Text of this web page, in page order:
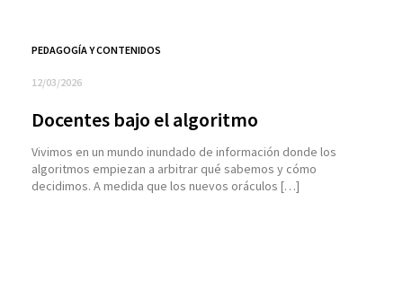
PEDAGOGÍA Y CONTENIDOS
12/03/2026
Docentes bajo el algoritmo
Vivimos en un mundo inundado de información donde los
algoritmos empiezan a arbitrar qué sabemos y cómo
decidimos. A medida que los nuevos oráculos […]